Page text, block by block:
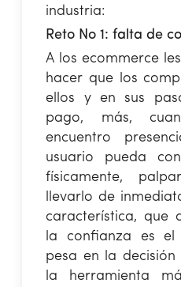
industria:
Reto No 1: falta de
A los ecommerce
hacer que los
ellos y en sus
pago, más,
encuentro
usuario pueda
físicamente,
llevarlo de
característica, que
la confianza es
pesa en la
la herramienta